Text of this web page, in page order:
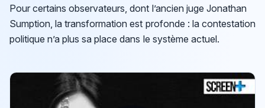
Pour certains observateurs, dont l’ancien juge Jonathan
Sumption, la transformation est profonde : la contestation
politique n’a plus sa place dans le système actuel.